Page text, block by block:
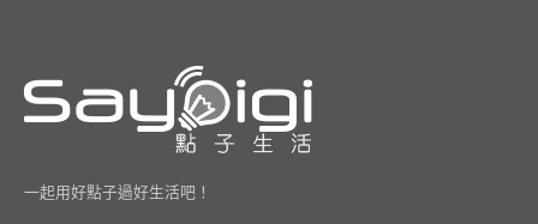
一起用好點子過好生活吧！